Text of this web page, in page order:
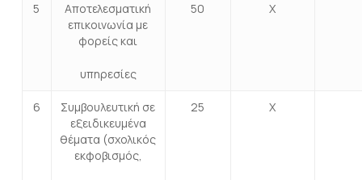
5
Αποτελεσματική
επικοινωνία με
φορείς και
υπηρεσίες
50 Χ
6
Συμβουλευτική σε
εξειδικευμένα
θέματα (σχολικός
εκφοβισμός,
25 Χ